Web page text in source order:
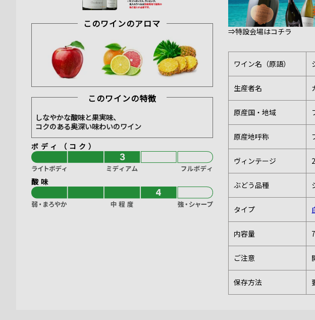
このワインのアロマ
このワインの特徴
しなやかな酸味と果実味、
コクのある奥深い味わいのワイン
ボディ（コク）
酸味
⇒特設会場はコチラ
ワイン名（原語）
生産者名
原産国・地域
原産地呼称
ヴィンテージ
ぶどう品種
タイプ
内容量
ご注意
保存方法